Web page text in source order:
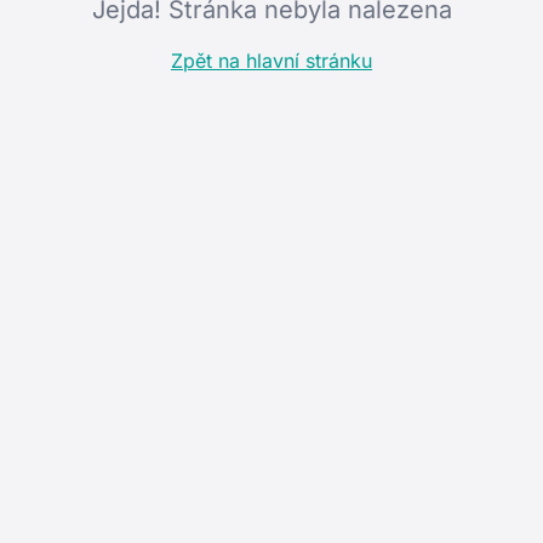
Jejda! Stránka nebyla nalezena
Zpět na hlavní stránku